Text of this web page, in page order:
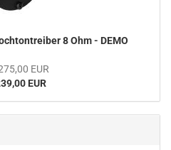
8 Ohm - DEMO
EUR
EUR